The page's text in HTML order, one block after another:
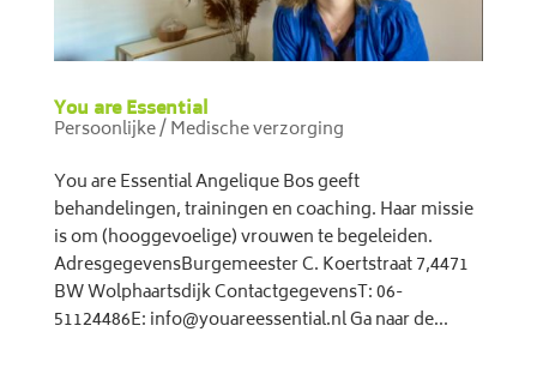
You are Essential
Persoonlijke / Medische verzorging
You are Essential Angelique Bos geeft
behandelingen, trainingen en coaching. Haar missie
is om (hooggevoelige) vrouwen te begeleiden.
AdresgegevensBurgemeester C. Koertstraat 7,4471
BW Wolphaartsdijk ContactgegevensT: 06-
51124486E: info@youareessential.nl Ga naar de...